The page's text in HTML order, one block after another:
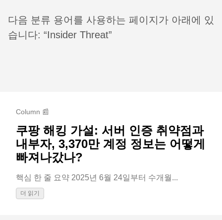
다음 분류 용어를 사용하는 페이지가 아래에 있
습니다: “Insider Threat”
Column 📰
쿠팡 해킹 가설: 서버 인증 취약점과
내부자, 3,370만 계정 정보는 어떻게
빠져나갔나?
핵심 한 줄 요약 2025년 6월 24일부터 수개월...
더 읽기